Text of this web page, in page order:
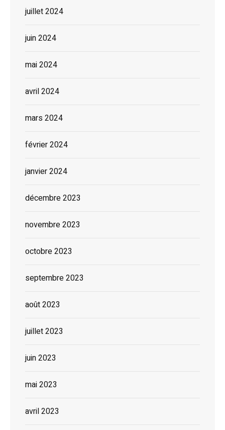
juillet 2024
juin 2024
mai 2024
avril 2024
mars 2024
février 2024
janvier 2024
décembre 2023
novembre 2023
octobre 2023
septembre 2023
août 2023
juillet 2023
juin 2023
mai 2023
avril 2023